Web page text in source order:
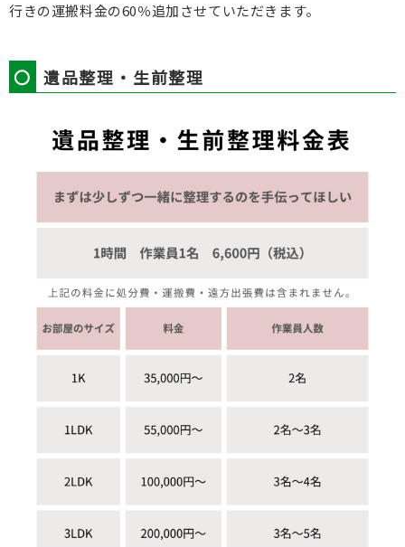
行きの運搬料金の60％追加させていただきます。
〇 遺品整理・生前整理